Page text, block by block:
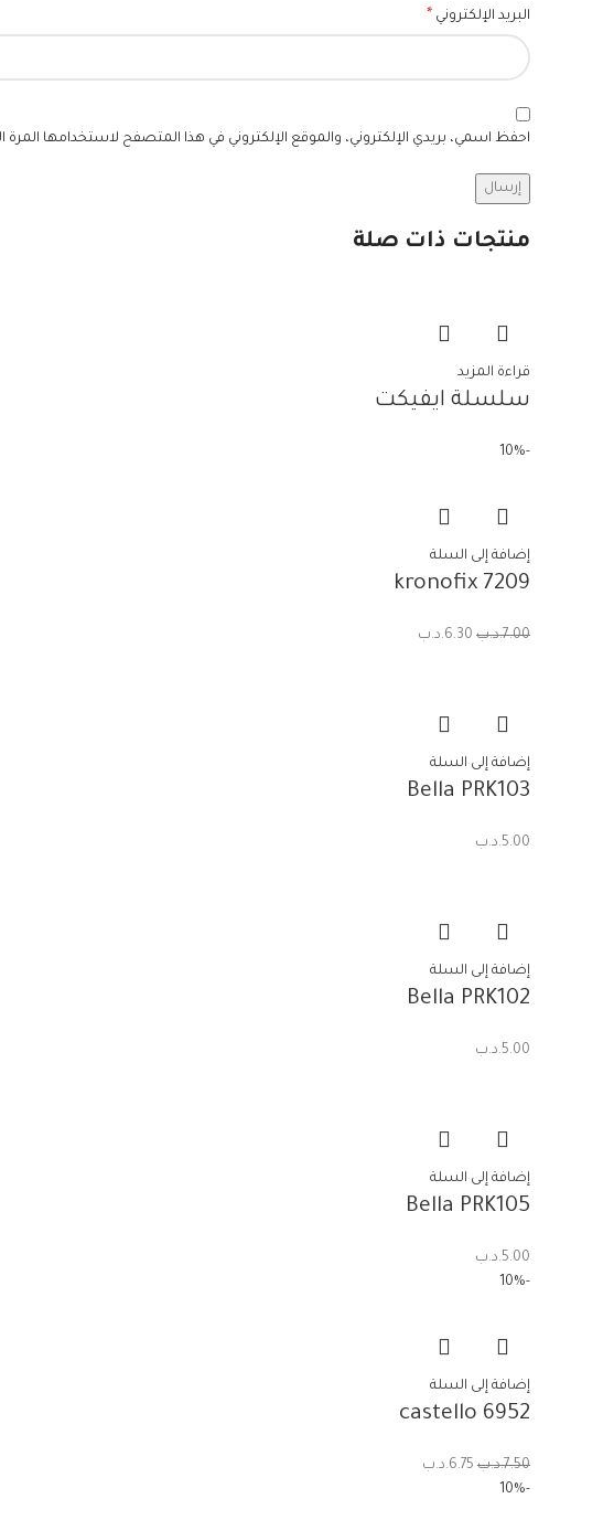
البريد الإلكتروني *
احفظ اسمي، بريدي الإلكتروني، والموقع الإلكتروني في هذا المتصفح لاستخدامها المرة
منتجات ذات صلة
قراءة المزيد
سلسلة ايفيكت
-10%
إضافة إلى السلة
kronofix 7209
7.00.د.ب 6.30.د.ب
إضافة إلى السلة
Bella PRK103
5.00.د.ب
إضافة إلى السلة
Bella PRK102
5.00.د.ب
إضافة إلى السلة
Bella PRK105
5.00.د.ب
-10%
إضافة إلى السلة
castello 6952
7.50.د.ب 6.75.د.ب
-10%